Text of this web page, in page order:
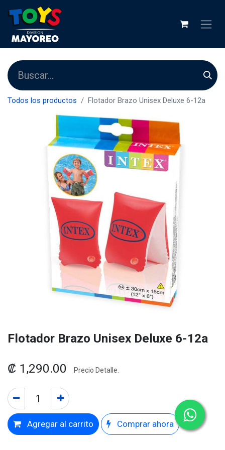
Todos los productos Flotador Brazo Unisex Deluxe 6-12a
Flotador Brazo Unisex Deluxe 6-12a
₡ 1,290.00 Precio Detalle.
Agregar al carrito Comprar ahora